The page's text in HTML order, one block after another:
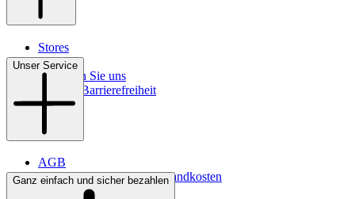
Stores
Kontakt
So finden Sie uns
Digitale Barrierefreiheit
Unser Service
AGB
Lieferbedingungen & Versandkosten
Bezahlung
Ganz einfach und sicher bezahlen